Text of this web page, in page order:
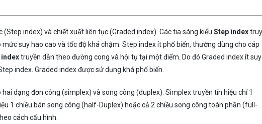
(Step index) và chiết xuất liên tục (Graded index). Các tia sáng kiểu Step index
suy hao cao và tốc độ khá chậm. Step index ít phổ biến, thường dùng cho cáp
truyền dẫn theo đường cong và hội tụ tại một điểm. Do đó Graded index ít suy
index. Graded index được sử dụng khá phổ biến.
dạng đơn công (simplex) và song công (duplex). Simplex truyền tín hiệu chỉ 1
1 chiều bán song công (half-Duplex) hoặc cả 2 chiều song công toàn phần (full-
cách cấu hình.